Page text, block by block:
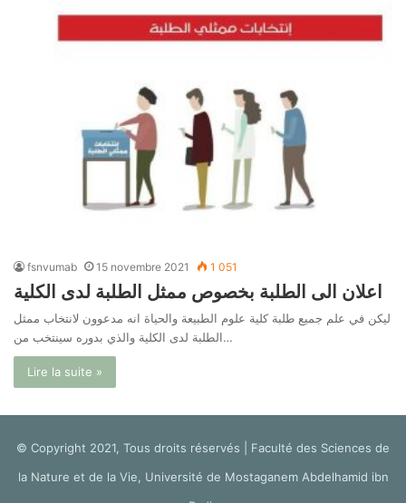
fsnvumab 15 novembre 2021 1 051
اعلان الى الطلبة بخصوص ممثل الطلبة لدى الكلية
ليكن في علم جميع طلبة كلية علوم الطبيعة والحياة انه مدعوون لانتخاب ممثل
الطلبة لدى الكلية والذي بدوره سينتخب من…
Lire la suite »
© Copyright 2021, Tous droits réservés | Faculté des Sciences de
la Nature et de la Vie, Université de Mostaganem Abdelhamid ibn